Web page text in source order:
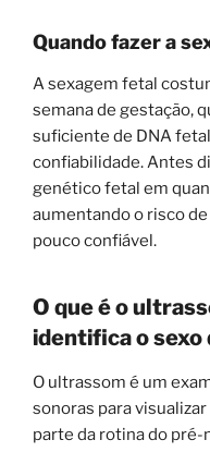
Quando fazer a
A sexagem fetal
semana de gestação,
suficiente de DNA
confiabilidade. Antes
genético fetal em
aumentando o risco
pouco confiável.
O que é o
identifica o sexo
O ultrassom é um
sonoras para
parte da rotina do